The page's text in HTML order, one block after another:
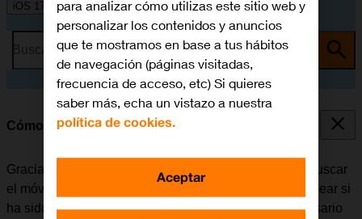
iOS 17
Busca por problema o tema
Cómo utilizar la función de Buscar mi iPhone
Gracias a la función de Buscar mi iPhone es posible buscar
el móvil en caso de pérdida, o también se puede bloquear si
ha sido robado. Para poder utilizar la función, es necesario
para analizar cómo utilizas este sitio web y
personalizar los contenidos y anuncios
que te mostramos en base a tus hábitos
de navegación (páginas visitadas,
frecuencia de acceso, etc) Si quieres
saber más, echa un vistazo a nuestra
política de cookies.
Aceptar